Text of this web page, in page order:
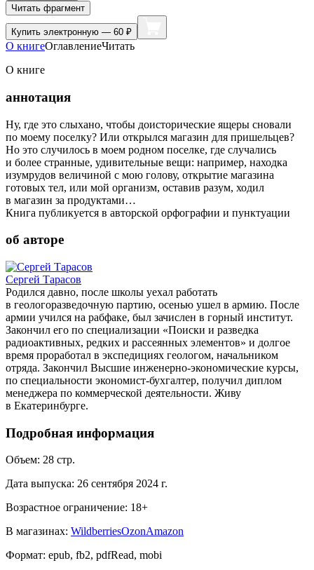
Читать фрагмент
Купить электронную — 60 ₽
О книгеОглавлениеЧитать
О книге
аннотация
Ну, где это слыхано, чтобы доисторические ящеры сновали
по моему поселку? Или открылся магазин для пришельцев?
Но это случилось в моем родном поселке, где случались
и более странные, удивительные вещи: например, находка
изумрудов величиной с мою голову, открытие магазина
готовых тел, или мой организм, оставив разум, ходил
в магазин за продуктами…
Книга публикуется в авторской орфографии и пунктуации
об авторе
Сергей Тарасов
Родился давно, после школы уехал работать
в геологоразведочную партию, осенью ушел в армию. После
армии учился на рабфаке, был зачислен в горный институт.
Закончил его по специализации «Поиски и разведка
радиоактивных, редких и рассеянных элементов» и долгое
время проработал в экспедициях геологом, начальником
отряда. Закончил Высшие инженерно-экономические курсы,
по специальности экономист-бухгалтер, получил диплом
менеджера по коммерческой деятельности. Живу
в Екатеринбурге.
Подробная информация
Объем: 28 стр.
Дата выпуска: 26 сентября 2024 г.
Возрастное ограничение: 18+
В магазинах: WildberriesOzonAmazon
Формат: epub, fb2, pdfRead, mobi